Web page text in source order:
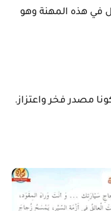
في هذه المهنة وهو
مصدر فخر واعتزاز.